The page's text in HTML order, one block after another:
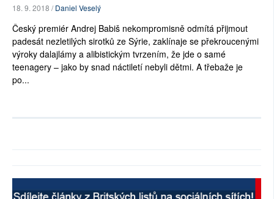
18. 9. 2018 /Daniel Veselý
Český premiér Andrej Babiš nekompromisně odmítá přijmout
padesát nezletilých sirotků ze Sýrie, zaklínaje se překroucenými
výroky dalajlámy a alibistickým tvrzením, že jde o samé
teenagery – jako by snad náctiletí nebyli dětmi. A třebaže je
po...